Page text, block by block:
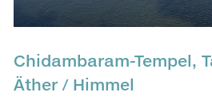
Chidambaram-Tempel,
Äther / Himmel